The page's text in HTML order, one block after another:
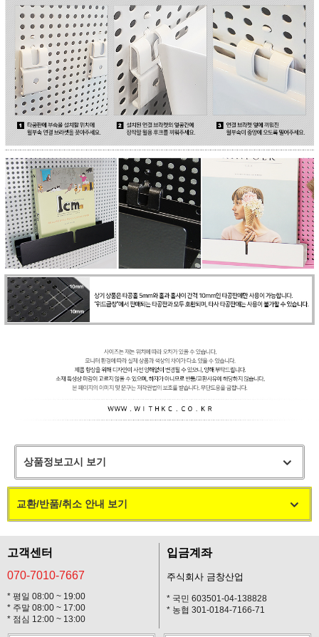
상품정보고시 보기
교환/반품/취소 안내 보기
고객센터
070-7010-7667
* 평일 08:00 ~ 19:00
* 주말 08:00 ~ 17:00
* 점심 12:00 ~ 13:00
입금계좌
주식회사 금창산업
* 국민 603501-04-138828
* 농협 301-0184-7166-71